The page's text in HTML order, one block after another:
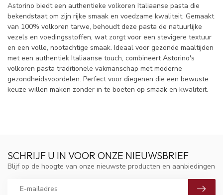
Astorino biedt een authentieke volkoren Italiaanse pasta die
bekendstaat om zijn rijke smaak en voedzame kwaliteit. Gemaakt
van 100% volkoren tarwe, behoudt deze pasta de natuurlijke
vezels en voedingsstoffen, wat zorgt voor een stevigere textuur
en een volle, nootachtige smaak. Ideaal voor gezonde maaltijden
met een authentiek Italiaanse touch, combineert Astorino's
volkoren pasta traditionele vakmanschap met moderne
gezondheidsvoordelen. Perfect voor diegenen die een bewuste
keuze willen maken zonder in te boeten op smaak en kwaliteit.
SCHRIJF U IN VOOR ONZE NIEUWSBRIEF
Blijf op de hoogte van onze nieuwste producten en aanbiedingen